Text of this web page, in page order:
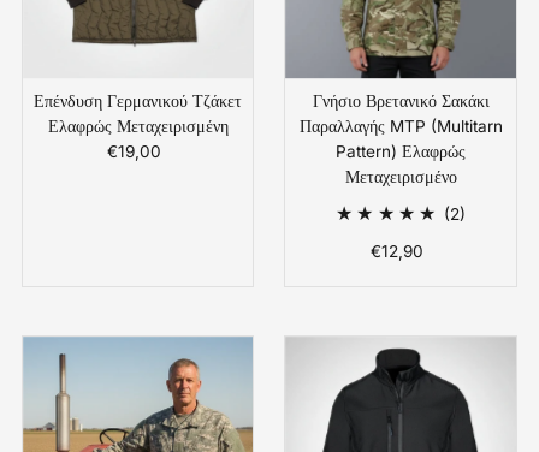
Επένδυση Γερμανικού Τζάκετ
Ελαφρώς Μεταχειρισμένη
Κανονική
€19,00
Γνήσιο Βρετανικό Σακάκι
Παραλλαγής MTP (Multitarn
Pattern) Ελαφρώς
Μεταχειρισμένο
(2)
Κανονική
€12,90